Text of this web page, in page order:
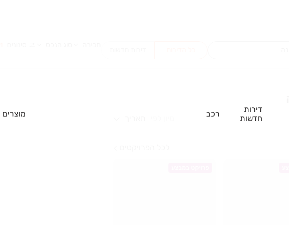
דירות
חדשות
רכב מוצרים